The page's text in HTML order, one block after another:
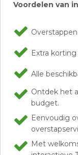
Voordelen van
Extra
Alle
Ontdek het
budget.
Eenvoudig
Met